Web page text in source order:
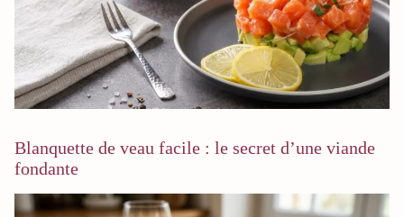
Blanquette de veau facile : le secret d’une viande
fondante